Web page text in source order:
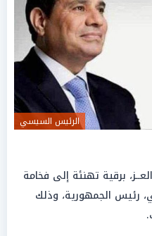
الرئيس السيسي
برقية تهنئة إلى فخامة
رئيس الجمهورية، وذلك